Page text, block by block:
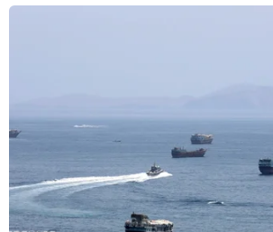
hơn
tỏa sáng trên biểu tượng lịch sử của
Ấn Độ
08/08/2026 04:29